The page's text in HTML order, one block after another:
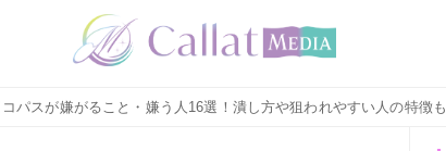
パスが嫌がること・嫌う人16選！潰し方や狙われやすい人の特徴も